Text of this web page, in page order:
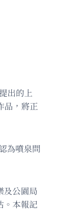
出的上
品，將正
為噴泉問
及公園局
。本報記